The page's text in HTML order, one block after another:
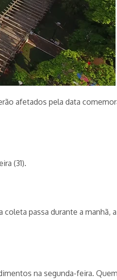
afetados pela data
(31).
passa durante a manhã,
na segunda-feira.